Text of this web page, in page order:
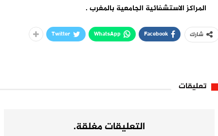
المراكز الاستشفائية الجامعية بالمغرب .
شارك Facebook
WhatsApp
Twitter
تعليقات
التعليقات مغلقة.